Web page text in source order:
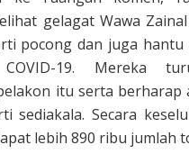
gelagat Wawa
pocong dan juga
19. Mereka
itu serta berharap
sediakala. Secara
lebih 890 ribu jumlah